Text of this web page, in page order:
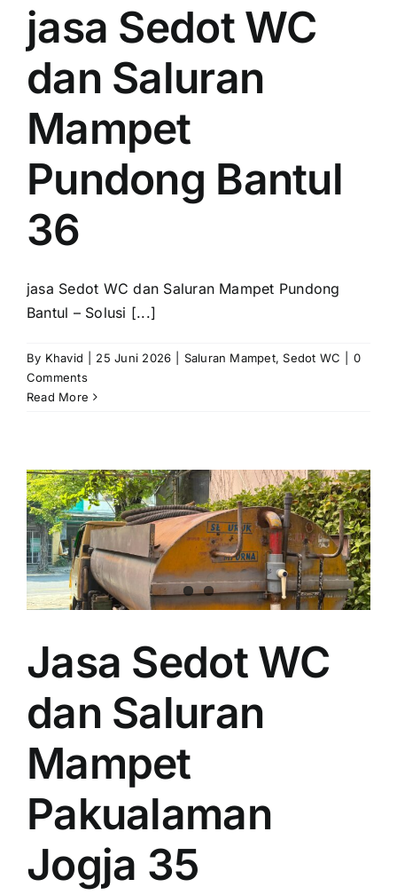
jasa Sedot WC
dan Saluran
Mampet
Pundong Bantul
36
jasa Sedot WC dan Saluran Mampet Pundong
Bantul – Solusi [...]
By Khavid 25 Juni 2026 Saluran Mampet,Sedot WC
0
Comments
Read More
Jasa Sedot WC
dan Saluran
Mampet
Pakualaman
Jogja 35